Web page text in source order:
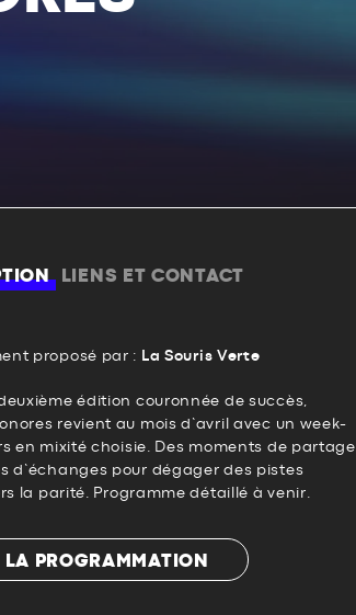
LIENS ET CONTACT
proposé par : La Souris Verte
édition couronnée de succès,
revient au mois d’avril avec un week-
en mixité choisie. Des moments de partage
d’échanges pour dégager des pistes
la parité. Programme détaillé à venir.
LA PROGRAMMATION